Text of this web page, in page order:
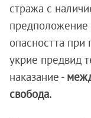
стража с
предположение
опасността при
укрие предвид
наказание -
свобода.